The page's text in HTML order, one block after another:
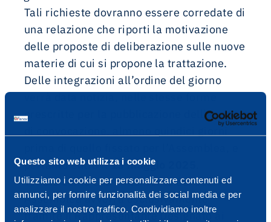
Questo sito web utilizza i cookie
Utilizziamo i cookie per personalizzare contenuti ed
annunci, per fornire funzionalità dei social media e per
analizzare il nostro traffico. Condividiamo inoltre
Tali richieste dovranno essere corredate di
una relazione che riporti la motivazione
delle proposte di deliberazione sulle nuove
materie di cui si propone la trattazione.
Delle integrazioni all’ordine del giorno
prescritte per la pubblicazione dell’avviso
di convocazione, almeno quindici giorni
pertanto entro il13 maggio 2025
Tenuto conto che l'intervento dei soci in
Assemblea avverrà esclusivamente
tramite il Rappresentante Designato ai